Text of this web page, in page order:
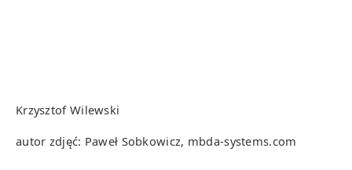
Krzysztof Wilewski
autor zdjęć: Paweł Sobkowicz, mbda-systems.com